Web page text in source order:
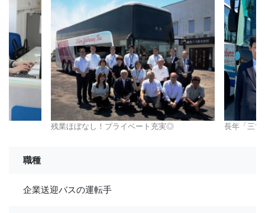
残業ほぼなし！プライベート充実◎ 長年「三ツ
職種
企業送迎バスの運転手